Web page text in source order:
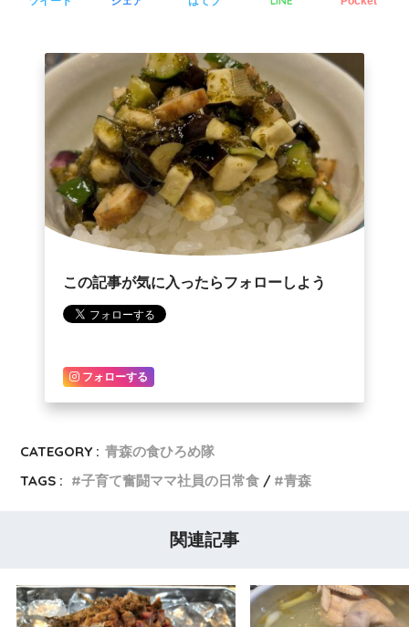
この記事が気に入ったらフォローしよう
フォローする
CATEGORY : 青森の食ひろめ隊
TAGS :
子育て奮闘ママ社員の日常食 青森
関連記事